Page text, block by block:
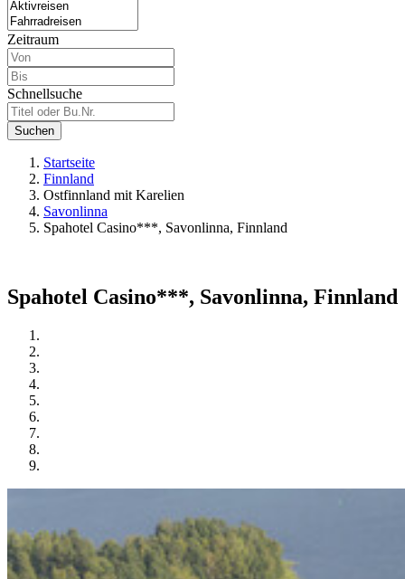
Zeitraum
Schnellsuche
Suchen
Startseite
Finnland
Ostfinnland mit Karelien
Savonlinna
Spahotel Casino***, Savonlinna, Finnland
Spahotel Casino***, Savonlinna, Finnland